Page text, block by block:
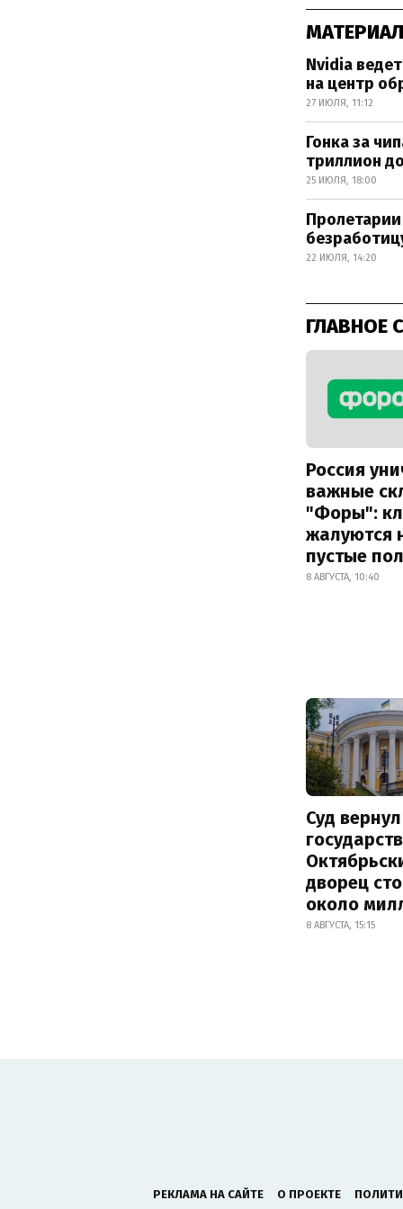
Nvidia
на центр
27 ИЮЛЯ, 11:12
Гонка за
триллион
25 ИЮЛЯ, 18:00
Пролетарии
22 ИЮЛЯ, 14:20
ГЛАВНОЕ
Россия
важные
"Форы":
жалуются
пустые
8 АВГУСТА, 10:40
Суд вернул
дворец
около
8 АВГУСТА, 15:15
РЕКЛАМА НА САЙТЕ О ПРОЕКТЕ